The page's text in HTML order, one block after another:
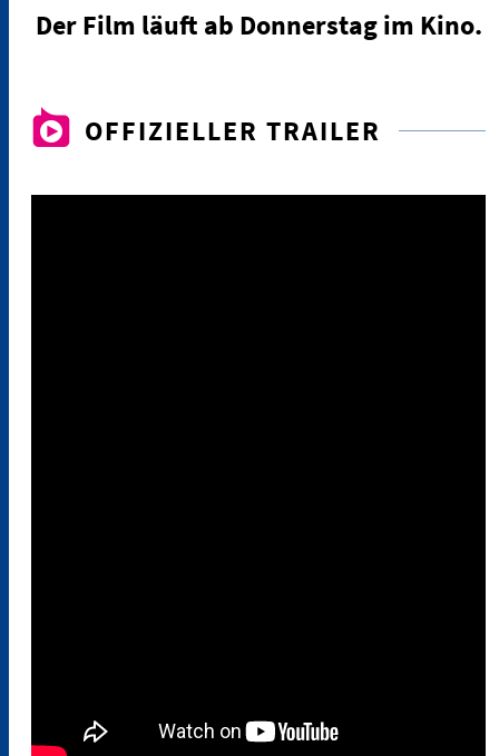
Der Film läuft ab Donnerstag im Kino.
OFFIZIELLER TRAILER